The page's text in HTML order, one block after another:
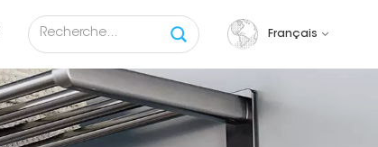
Français
English